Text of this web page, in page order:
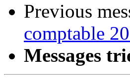
Previous
comptable
Messages